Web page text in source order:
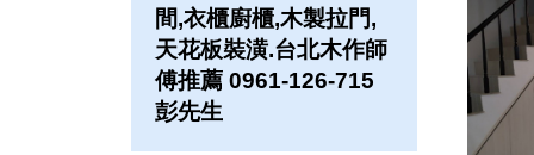
間,衣櫃廚櫃,木製拉門,
天花板裝潢.台北木作師
傅推薦 0961-126-715
彭先生